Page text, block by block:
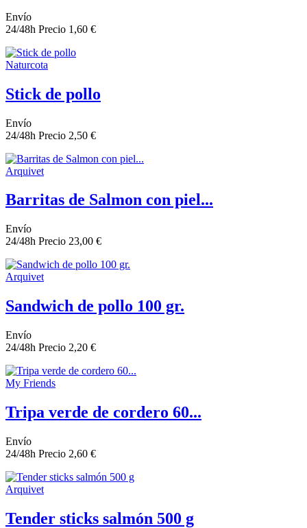
Envío
24/48h Precio 1,60 €
Naturcota
Stick de pollo
Envío
24/48h Precio 2,50 €
Arquivet
Barritas de Salmon con piel...
Envío
24/48h Precio 23,00 €
Arquivet
Sandwich de pollo 100 gr.
Envío
24/48h Precio 2,20 €
My Friends
Tripa verde de cordero 60...
Envío
24/48h Precio 2,60 €
Arquivet
Tender sticks salmón 500 g